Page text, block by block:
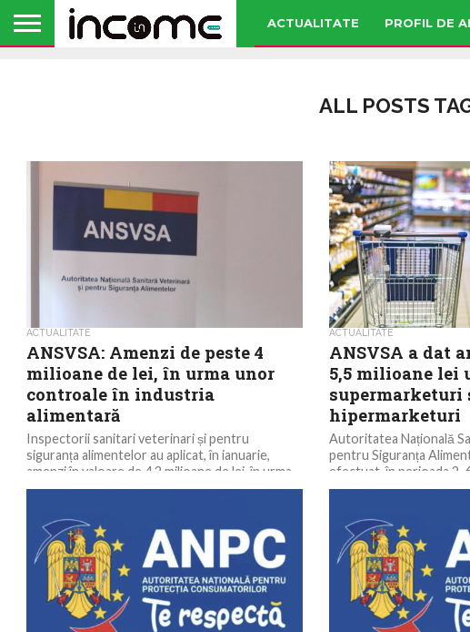
ACTUALITATE PROFIL DE
ALL POSTS
ACTUALITATE
ANSVSA: Amenzi de peste 4
milioane de lei, în urma unor
controale în industria
alimentară
Inspectorii sanitari veterinari și pentru
siguranța alimentelor au aplicat, în ianuarie,
amenzi în valoare de 4,2 milioane de lei, în urma
unor...
ACTUALITATE
ANSVSA a dat
5,5 milioane lei
supermarketuri
hipermarketuri
Autoritatea Națională
pentru Siguranța
efectuat, în perioada 2-
controale la 1.605 de...